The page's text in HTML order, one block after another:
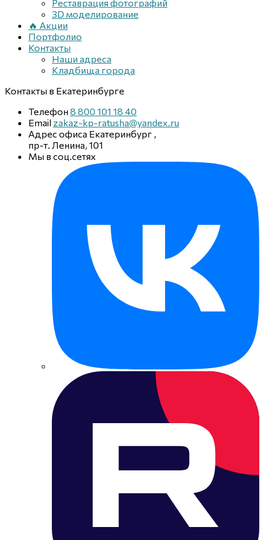
Реставрация фотографий
3D моделирование
🔥 Акции
Портфолио
Контакты
Наши адреса
Кладбища города
Контакты в Екатеринбурге
Телефон 8 800 101 18 40
Email zakaz-kp-ratusha@yandex.ru
Адрес офиса Екатеринбург ,
пр-т. Ленина, 101
Мы в соц.сетях